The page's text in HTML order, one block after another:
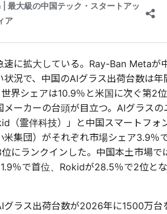
速に拡大している。Ray-Ban Metaが
状況で、中国のAIグラス出荷台数は年
界シェアは10.9％と米国に次ぐ第2位
メーカーの台頭が目立つ。AIグラスの
（霊伴科技）」と中国スマートフォ
米集団）がそれぞれ市場シェア3.9％
にランクインした。中国本土市場で
％で首位、Rokidが28.5％で2位とな
グラス出荷台数が2026年に1500万台